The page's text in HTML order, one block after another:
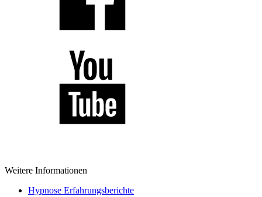
Weitere Informationen
Hypnose Erfahrungsberichte